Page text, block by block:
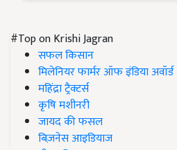
#Top on Krishi Jagran
सफल किसान
मिलेनियर फार्मर ऑफ इंडिया अवॉर्ड
महिंद्रा ट्रैक्टर्स
कृषि मशीनरी
जायद की फसल
बिज़नेस आइडियाज